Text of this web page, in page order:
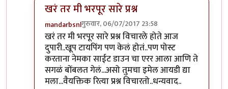
खरं तर मी भरपूर सारे प्रश्न
mandarbsnlगुरुवार, 06/07/2017 23:58
In reply toहा लेख वाचल्यावर कुतुहलby
खरं तर मी भरपूर सारे प्रश्न विचारले होते आज
दुपारी..खूप टायपिंग पण केलं होतं..पण पोस्ट
करताना नेमका साईट डाउन चा एरर आला आणि ते
सगळं बोंबलत गेलं...असो तुमचा इमेल आयडी द्या
मला...वैयक्तिक रित्या प्रश्न विचारतो..धन्यवाद..